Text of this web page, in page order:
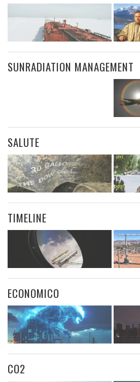
SUNRADIATION MANAGEMENT
SALUTE
TIMELINE
ECONOMICO
CO2